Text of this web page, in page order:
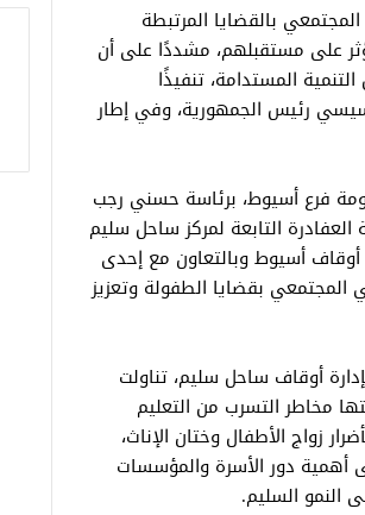
بالقضايا المرتبطة
على مستقبلهم، مشددًا على أن
المستدامة، تنفيذًا
رئيس الجمهورية، وفي إطار
فرع أسيوط، برئاسة حسني رجب
التابعة لمركز ساحل سليم
أوقاف أسيوط وبالتعاون مع إحدى
المجتمعي بقضايا الطفولة وتعزيز
أوقاف ساحل سليم، تناولت
مخاطر التسرب من التعليم
زواج الأطفال وختان الإناث،
أهمية دور الأسرة والمؤسسات
النمو السليم.